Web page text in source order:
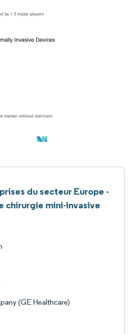
du secteur Europe -
chirurgie mini-invasive
(GE Healthcare)